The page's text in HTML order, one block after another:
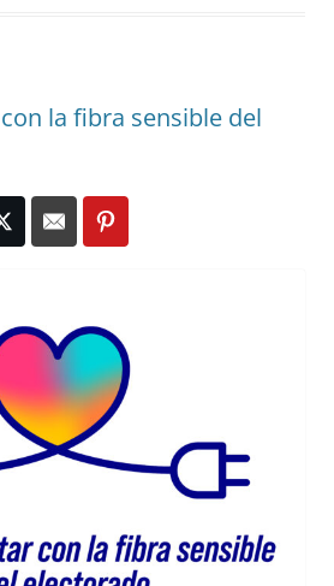
la fibra sensible del